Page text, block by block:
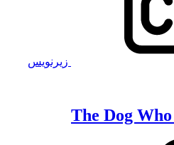
زیرنویس
The Dog